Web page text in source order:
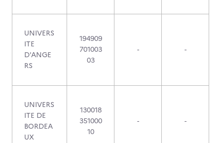
UNIVERS
ITE
D'ANGE
RS
194909
701003
03
- -
UNIVERS
ITE DE
BORDEA
UX
130018
351000
10
- -